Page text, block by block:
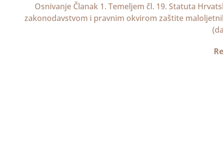
Osnivanje Članak 1. Temeljem čl. 19. Statuta
zakonodavstvom i pravnim okvirom zaštite